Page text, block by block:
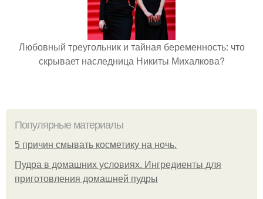
Любовный треугольник и тайная беременность: что
скрывает наследница Никиты Михалкова?
Популярные материалы
5 причин смывать косметику на ночь.
Пудра в домашних условиях. Ингредиенты для
приготовления домашней пудры